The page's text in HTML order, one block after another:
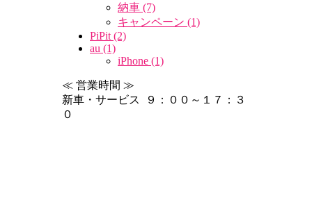
納車 (7)
キャンペーン (1)
PiPit (2)
au (1)
iPhone (1)
≪ 営業時間 ≫
新車・サービス ９：００～１７：３
０